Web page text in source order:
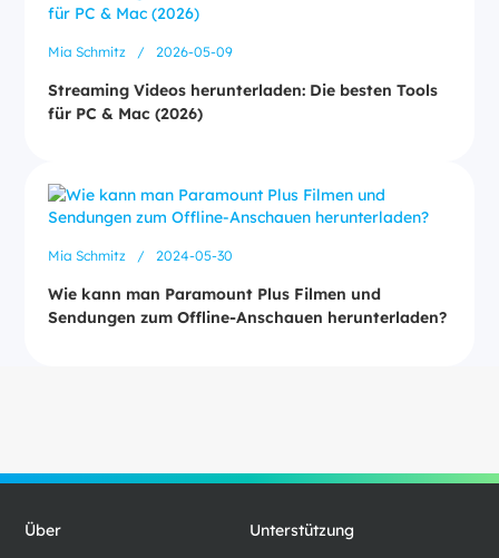
Mia Schmitz / 2026-05-09
Streaming Videos herunterladen: Die besten Tools
für PC & Mac (2026)
Mia Schmitz / 2024-05-30
Wie kann man Paramount Plus Filmen und
Sendungen zum Offline-Anschauen herunterladen?
Über Unterstützung